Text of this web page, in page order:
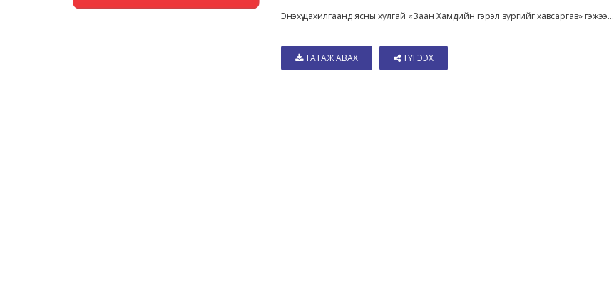
Энэхүү цахилгаанд ясны хулгай «Заан Хамдийн гэрэл зургийг хавсаргав» гэжээ...
ТАТАЖ АВАХ ТҮГЭЭХ